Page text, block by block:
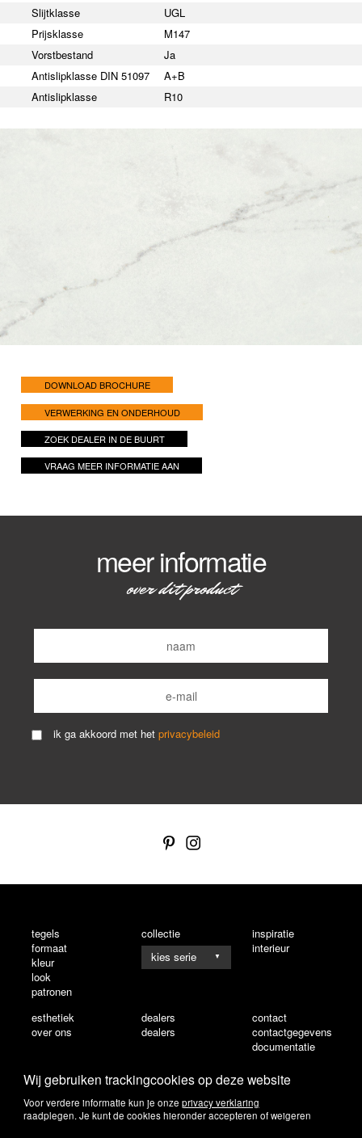
Wij gebruiken trackingcookies op deze website
Voor verdere informatie kun je onze privacy verklaring
raadplegen. Je kunt de cookies hieronder accepteren of weigeren
Slijtklasse
UGL
Prijsklasse
M147
Vorstbestand
Ja
Antislipklasse DIN 51097
A+B
Antislipklasse
R10
DOWNLOAD BROCHURE
VERWERKING EN ONDERHOUD
ZOEK DEALER IN DE BUURT
VRAAG MEER INFORMATIE AAN
meer informatie
over dit product
ik ga akkoord met het privacybeleid
tegels
formaat
kleur
look
patronen
collectie
▼
inspiratie
interieur
esthetiek
over ons
dealers
dealers
contact
contactgegevens
documentatie